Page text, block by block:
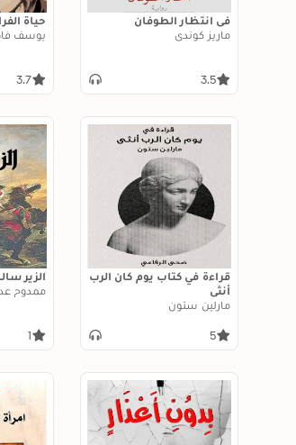
في انتظار الطوفان
ماريز كوندي
3.5
حياة
يوسف
3.7
قراءة في كتاب يوم كان الرب
أنثى
مارلين ستون
5
الزير
ممدوح
1